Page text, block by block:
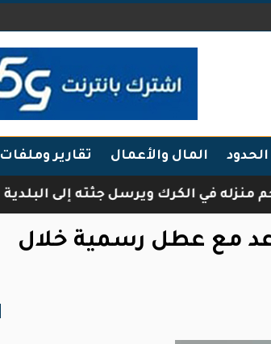
المال والأعمال تقارير وملفات
الكرك ويرسل جثته إلى البلدية
مع عطل رسمية خلال